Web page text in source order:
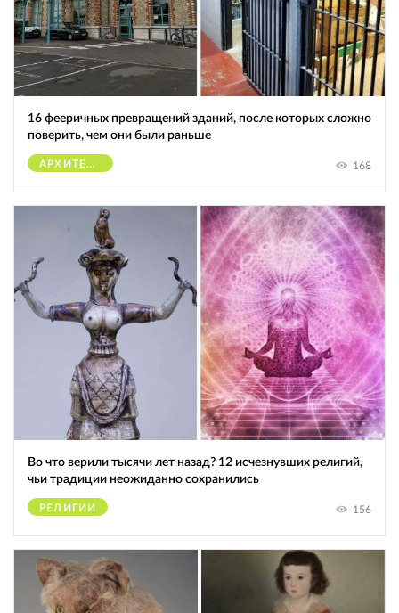
16 фееричных превращений зданий, после которых сложно
поверить, чем они были раньше
АРХИТЕКТУРА 168
Во что верили тысячи лет назад? 12 исчезнувших религий,
чьи традиции неожиданно сохранились
РЕЛИГИИ 156